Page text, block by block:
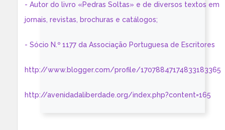
- Autor do livro «Pedras Soltas» e de diversos textos em
jornais, revistas, brochuras e catálogos;
- Sócio N.º 1177 da Associação Portuguesa de Escritores
http://www.blogger.com/profile/17078847174833183365
http://avenidadaliberdade.org/index.php?content=165